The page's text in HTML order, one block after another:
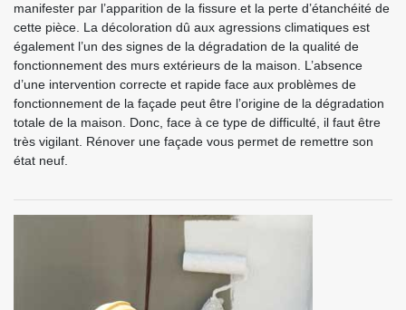
manifester par l’apparition de la fissure et la perte d’étanchéité de
cette pièce. La décoloration dû aux agressions climatiques est
également l’un des signes de la dégradation de la qualité de
fonctionnement des murs extérieurs de la maison. L’absence
d’une intervention correcte et rapide face aux problèmes de
fonctionnement de la façade peut être l’origine de la dégradation
totale de la maison. Donc, face à ce type de difficulté, il faut être
très vigilant. Rénover une façade vous permet de remettre son
état neuf.